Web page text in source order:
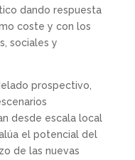
dando respuesta
coste y con los
sociales y
prospectivo,
desde escala local
el potencial del
de las nuevas